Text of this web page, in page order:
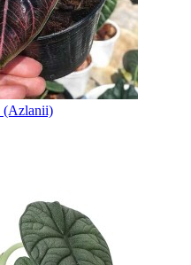
(Azlanii)